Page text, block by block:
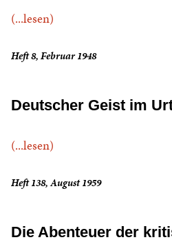
(...lesen)
Heft 8, Februar 1948
Deutscher Geist im
(...lesen)
Heft 138, August 1959
Die Abenteuer der